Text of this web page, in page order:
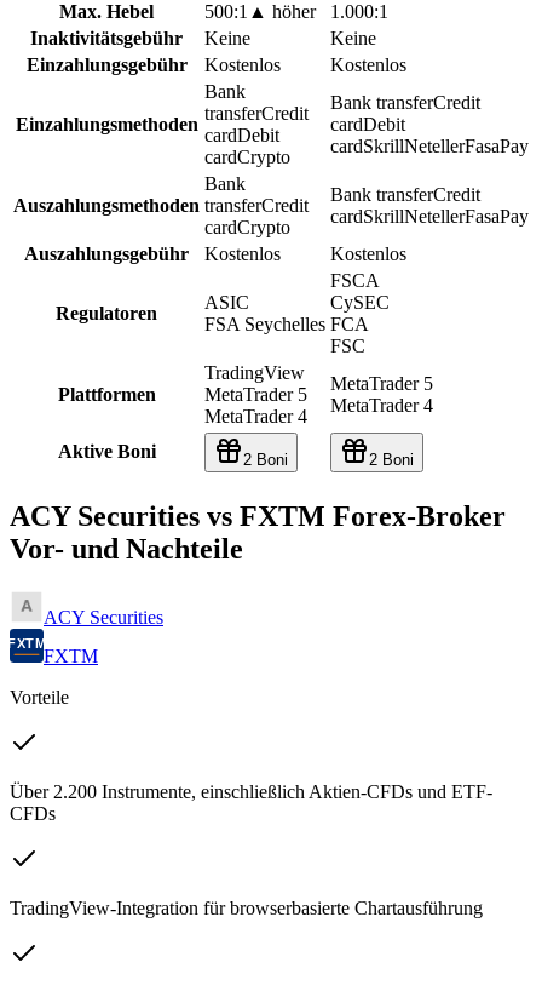
Max. Hebel
500:1 ▲ höher
1.000:1
Inaktivitätsgebühr
Keine
Keine
Einzahlungsgebühr
Kostenlos Kostenlos
Einzahlungsmethoden
Bank
transferCredit
cardDebit
cardCrypto
Bank transferCredit
cardDebit
cardSkrillNetellerFasaPay
Auszahlungsmethoden
Bank
transferCredit
cardCrypto
Bank transferCredit
cardSkrillNetellerFasaPay
Auszahlungsgebühr
Kostenlos Kostenlos
Regulatoren
ASIC
FSA Seychelles
FSCA
CySEC
FCA
FSC
Plattformen
TradingView
MetaTrader 5
MetaTrader 4
MetaTrader 5
MetaTrader 4
Aktive Boni 2 Boni 2 Boni
ACY Securities vs FXTM Forex-Broker
Vor- und Nachteile
ACY Securities
FXTM
Vorteile
Über 2.200 Instrumente, einschließlich Aktien-CFDs und ETF-
CFDs
TradingView-Integration für browserbasierte Chartausführung